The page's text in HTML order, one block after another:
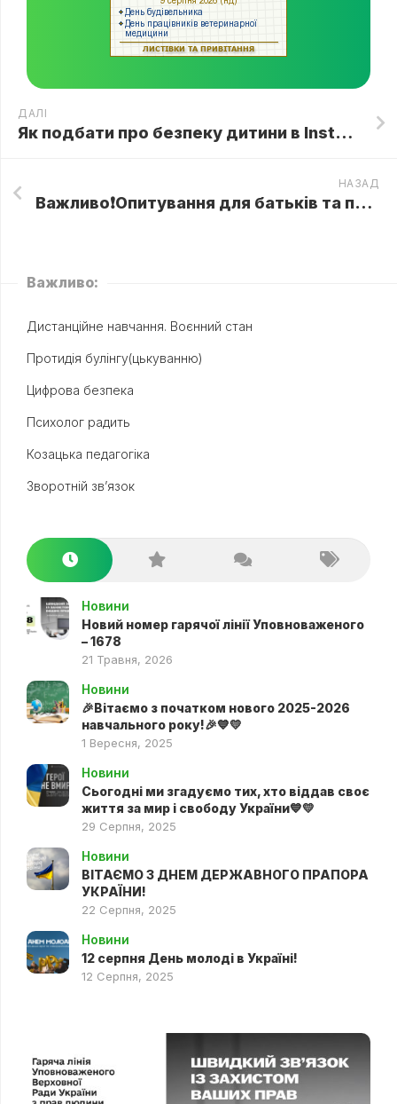
ДАЛІ
Як подбати про безпеку дитини в Instagram?
НАЗАД
Важливо❗Опитування для батьків та педагогів, щодо організації дистанційного навчання
Важливо:
Дистанційне навчання. Воєнний стан
Протидія булінгу(цькуванню)
Цифрова безпека
Психолог радить
Козацька педагогіка
Зворотній зв’язок
Новини
Новий номер гарячої лінії Уповноваженого
– 1678
21 Травня, 2026
Новини
🎉Вітаємо з початком нового 2025-2026
навчального року!🎉💙💛
1 Вересня, 2025
Новини
Сьогодні ми згадуємо тих, хто віддав своє
життя за мир і свободу України💙💛
29 Серпня, 2025
Новини
ВІТАЄМО З ДНЕМ ДЕРЖАВНОГО ПРАПОРА
УКРАЇНИ!
22 Серпня, 2025
Новини
12 серпня День молоді в Україні!
12 Серпня, 2025